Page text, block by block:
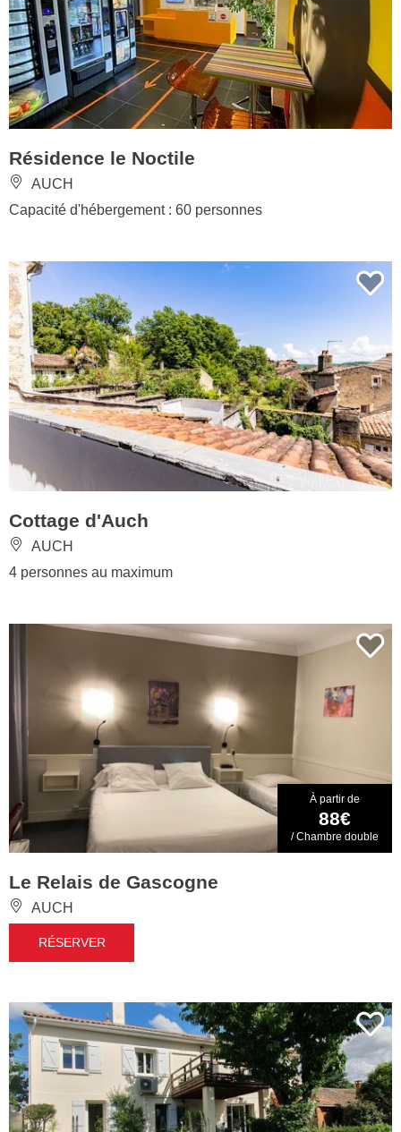
Résidence le Noctile
AUCH
Capacité d'hébergement : 60 personnes
Cottage d'Auch
AUCH
4 personnes au maximum
À partir de
88€
/ Chambre double
Le Relais de Gascogne
AUCH
RÉSERVER